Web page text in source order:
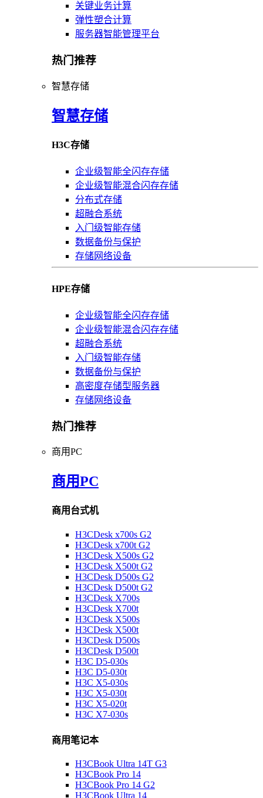
关键业务计算
弹性塑合计算
服务器智能管理平台
热门推荐
智慧存储
智慧存储
H3C存储
企业级智能全闪存存储
企业级智能混合闪存存储
分布式存储
超融合系统
入门级智能存储
数据备份与保护
存储网络设备
HPE存储
企业级智能全闪存存储
企业级智能混合闪存存储
超融合系统
入门级智能存储
数据备份与保护
高密度存储型服务器
存储网络设备
热门推荐
商用PC
商用PC
商用台式机
H3CDesk x700s G2
H3CDesk x700t G2
H3CDesk X500s G2
H3CDesk X500t G2
H3CDesk D500s G2
H3CDesk D500t G2
H3CDesk X700s
H3CDesk X700t
H3CDesk X500s
H3CDesk X500t
H3CDesk D500s
H3CDesk D500t
H3C D5-030s
H3C D5-030t
H3C X5-030s
H3C X5-030t
H3C X5-020t
H3C X7-030s
商用笔记本
H3CBook Ultra 14T G3
H3CBook Pro 14
H3CBook Pro 14 G2
H3CBook Ultra 14